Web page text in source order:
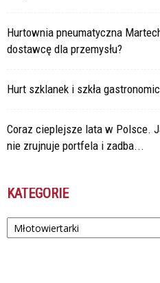
Hurtownia pneumatyczna
dostawcę dla przemysłu?
Hurt szklanek i szkła
Coraz cieplejsze lata w Polsce.
nie zrujnuje portfela i zadba...
KATEGORIE
Kategorie